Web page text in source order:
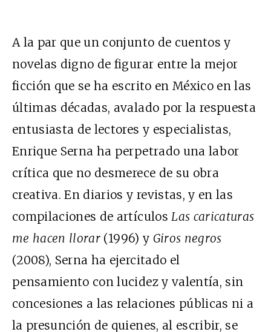
A la par que un conjunto de cuentos y
novelas digno de figurar entre la mejor
ficción que se ha escrito en México en las
últimas décadas, avalado por la respuesta
entusiasta de lectores y especialistas,
Enrique Serna ha perpetrado una labor
crítica que no desmerece de su obra
creativa. En diarios y revistas, y en las
compilaciones de artículosLas caricaturas
me hacen llorar (1996) y Giros negros
(2008), Serna ha ejercitado el
pensamiento con lucidez y valentía, sin
concesiones a las relaciones públicas ni a
la presunción de quienes, al escribir, se